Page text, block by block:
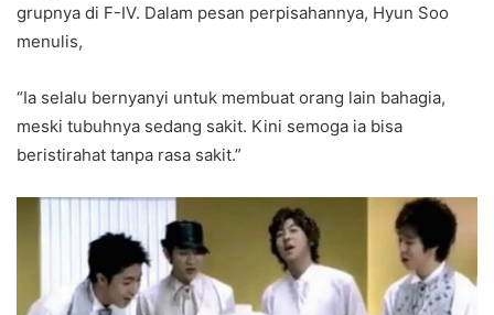
grupnya di F-IV. Dalam pesan perpisahannya, Hyun Soo
menulis,
“Ia selalu bernyanyi untuk membuat orang lain bahagia,
meski tubuhnya sedang sakit. Kini semoga ia bisa
beristirahat tanpa rasa sakit.”